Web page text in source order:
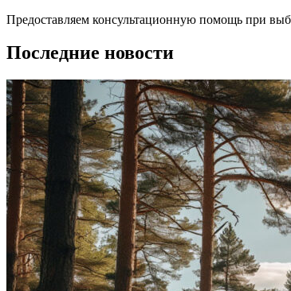
Предоставляем консультационную помощь при
Последние новости